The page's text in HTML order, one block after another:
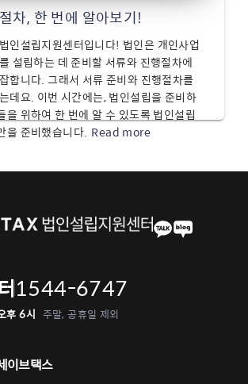
차, 한 번에 알아보기!
인설립지원센터입니다! 법인은 개인사업
설립하는 데 준비할 서류와 진행절차에
합니다. 그래서 서류 준비와 진행절차를
데요. 이번 시간에는, 법인설립을 준비하
을 위하여 한 번에 알 수 있도록 법인설립
을 준비했습니다. Read more
1544-6747
후 6시 주말, 공휴일 제외
이브택스